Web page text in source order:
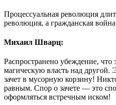
Процессуальная революция
революция, а гражданская
Михаил Шварц:
Распространено убеждение, что
магическую власть над другой.
зачет в мусорную корзину!
равным. Спор о зачете — это
оформляться встречным иском!